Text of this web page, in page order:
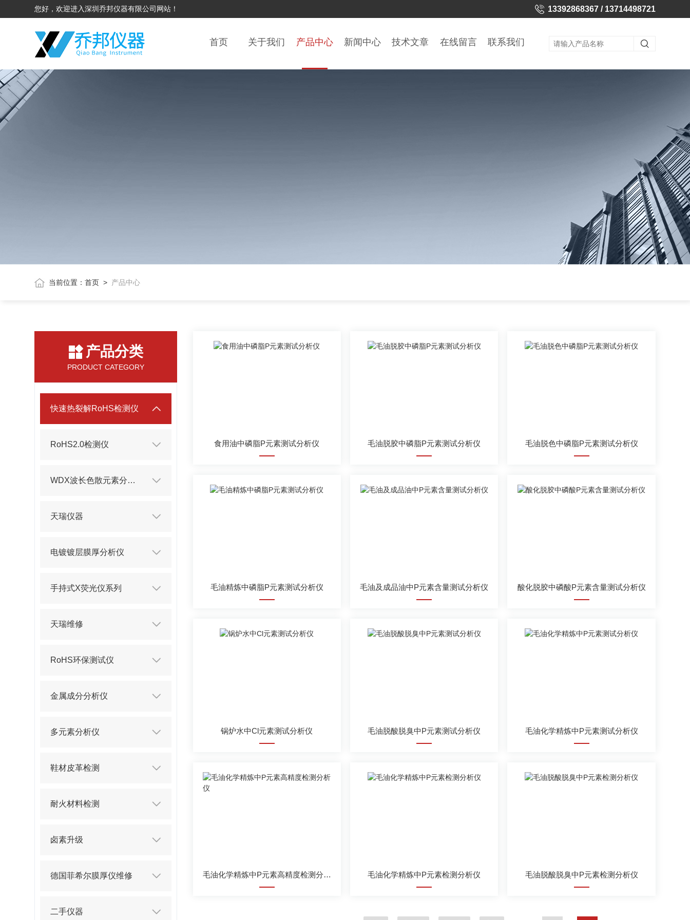
您好，欢迎进入深圳乔邦仪器有限公司网站！ 13392868367 / 13714498721
首页 关于我们 产品中心 新闻中心 技术文章 在线留言 联系我们
当前位置：首页 > 产品中心
产品分类
PRODUCT CATEGORY
快速热裂解RoHS检测仪
RoHS2.0检测仪
WDX波长色散元素分析仪
天瑞仪器
电镀镀层膜厚分析仪
手持式X荧光仪系列
天瑞维修
RoHS环保测试仪
金属成分分析仪
多元素分析仪
鞋材皮革检测
耐火材料检测
卤素升级
德国菲希尔膜厚仪维修
二手仪器
食用油中磷脂P元素测试分析仪 毛油脱胶中磷脂P元素测试分析仪 毛油脱色中磷脂P元素测试分析仪
毛油精炼中磷脂P元素测试分析仪 毛油及成品油中P元素含量测试分析仪 酸化脱胶中磷酸P元素含量测试分析仪
锅炉水中Cl元素测试分析仪 毛油脱酸脱臭中P元素测试分析仪 毛油化学精炼中P元素测试分析仪
毛油化学精炼中P元素高精度检测分析仪 毛油化学精炼中P元素检测分析仪 毛油脱酸脱臭中P元素检测分析仪